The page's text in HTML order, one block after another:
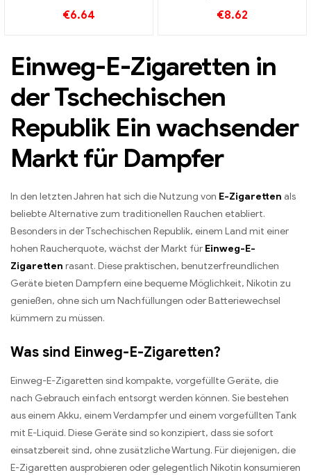
Zigarette Blueberry
€6.64 €8.62
Einweg-E-Zigaretten in
der Tschechischen
Republik Ein wachsender
Markt für Dampfer
In den letzten Jahren hat sich die Nutzung von E-Zigaretten als
beliebte Alternative zum traditionellen Rauchen etabliert.
Besonders in der Tschechischen Republik, einem Land mit einer
hohen Raucherquote, wächst der Markt für Einweg-E-
Zigaretten rasant. Diese praktischen, benutzerfreundlichen
Geräte bieten Dampfern eine bequeme Möglichkeit, Nikotin zu
genießen, ohne sich um Nachfüllungen oder Batteriewechsel
kümmern zu müssen.
Was sind Einweg-E-Zigaretten?
Einweg-E-Zigaretten sind kompakte, vorgefüllte Geräte, die
nach Gebrauch einfach entsorgt werden können. Sie bestehen
aus einem Akku, einem Verdampfer und einem vorgefüllten Tank
mit E-Liquid. Diese Geräte sind so konzipiert, dass sie sofort
einsatzbereit sind, ohne zusätzliche Wartung. Für diejenigen, die
E-Zigaretten ausprobieren oder gelegentlich Nikotin konsumieren